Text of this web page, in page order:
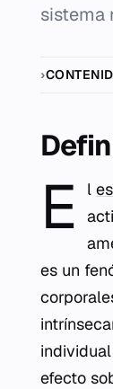
sistema
E l
es un
efecto